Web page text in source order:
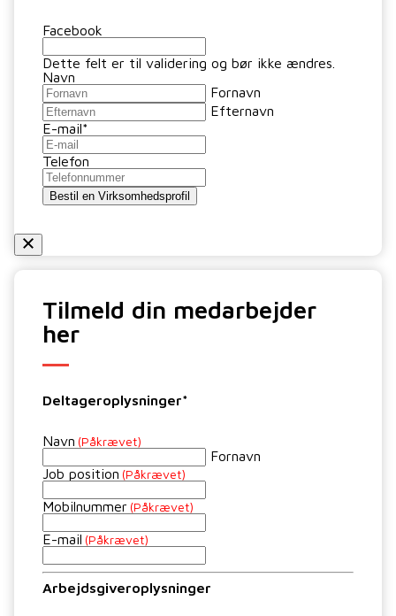
Facebook
Dette felt er til validering og bør ikke ændres.
Navn
Fornavn
Efternavn
E-mail*
Telefon
Bestil en Virksomhedsprofil
Tilmeld din medarbejder
her
Deltageroplysninger*
Navn (Påkrævet)
Fornavn
Job position (Påkrævet)
Mobilnummer (Påkrævet)
E-mail (Påkrævet)
Arbejdsgiveroplysninger